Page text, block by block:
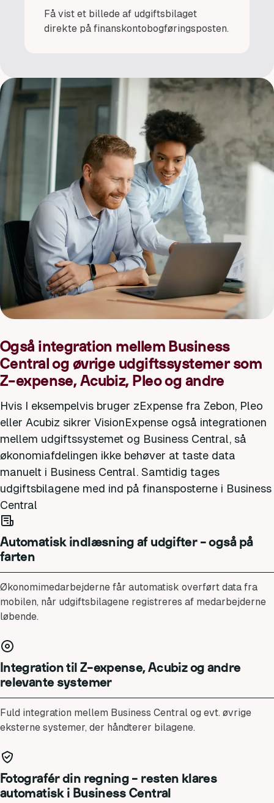
Få vist et billede af udgiftsbilaget
direkte på finanskontobogføringsposten.
Også integration mellem Business
Central og øvrige udgiftssystemer som
Z-expense, Acubiz, Pleo og andre
Hvis I eksempelvis bruger zExpense fra Zebon, Pleo
eller Acubiz sikrer VisionExpense også integrationen
mellem udgiftssystemet og Business Central, så
økonomiafdelingen ikke behøver at taste data
manuelt i Business Central. Samtidig tages
udgiftsbilagene med ind på finansposterne i Business
Central
Automatisk indlæsning af udgifter - også på
farten
Økonomimedarbejderne får automatisk overført data fra
mobilen, når udgiftsbilagene registreres af medarbejderne
løbende.
Integration til Z-expense, Acubiz og andre
relevante systemer
Fuld integration mellem Business Central og evt. øvrige
eksterne systemer, der håndterer bilagene.
Fotografér din regning - resten klares
automatisk i Business Central